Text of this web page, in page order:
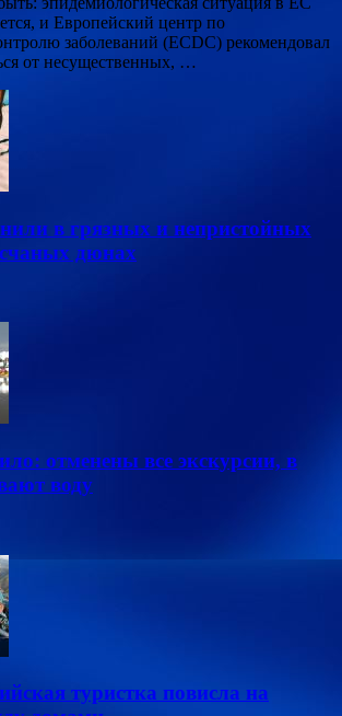
и Европейский центр по
заболеваний (ECDC) рекомендовал
от несущественных, …
в грязных и непристойных
дюнах
отменены все экскурсии, в
воду
туристка повисла на